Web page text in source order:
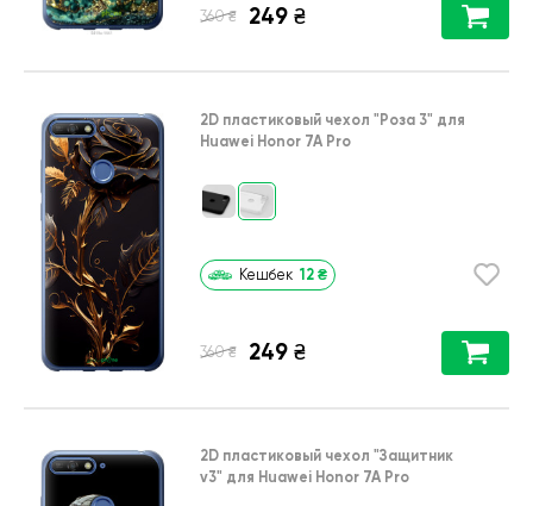
360 ₴ 249 ₴
2D пластиковый чехол "Роза 3" для
Huawei Honor 7A Pro
Кешбек 12 ₴
360 ₴ 249 ₴
2D пластиковый чехол "Защитник
v3" для Huawei Honor 7A Pro